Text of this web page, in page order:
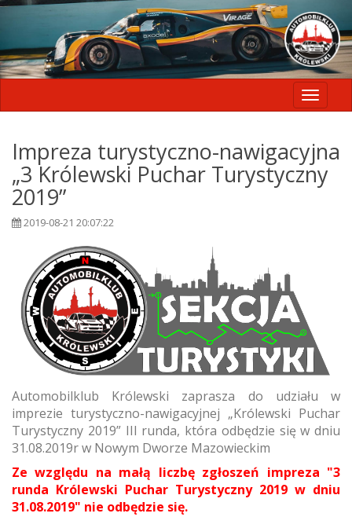
Toggle
Impreza turystyczno-nawigacyjna
„3 Królewski Puchar Turystyczny
2019”
2019-08-21 20:07:22
Automobilklub Królewski zaprasza do udziału w
imprezie turystyczno-nawigacyjnej „Królewski Puchar
Turystyczny 2019” III runda, która odbędzie się w dniu
31.08.2019r w Nowym Dworze Mazowieckim
Ze względu na małą liczbę zgłoszeń impreza "3
runda Królewski Puchar Turystyczny 2019 w dniu
31.08.2019" nie odbędzie się.